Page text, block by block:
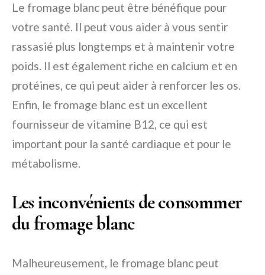
Le fromage blanc peut être bénéfique pour
votre santé. Il peut vous aider à vous sentir
rassasié plus longtemps et à maintenir votre
poids. Il est également riche en calcium et en
protéines, ce qui peut aider à renforcer les os.
Enfin, le fromage blanc est un excellent
fournisseur de vitamine B12, ce qui est
important pour la santé cardiaque et pour le
métabolisme.
Les inconvénients de consommer
du fromage blanc
Malheureusement, le fromage blanc peut